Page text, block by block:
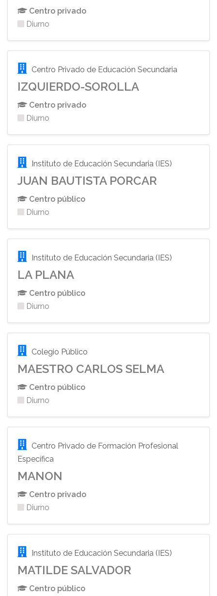
Centro privado
Diurno
Centro Privado de Educación Secundaria
IZQUIERDO-SOROLLA
Centro privado
Diurno
Instituto de Educación Secundaria (IES)
JUAN BAUTISTA PORCAR
Centro público
Diurno
Instituto de Educación Secundaria (IES)
LA PLANA
Centro público
Diurno
Colegio Público
MAESTRO CARLOS SELMA
Centro público
Diurno
Centro Privado de Formación Profesional
Específica
MANON
Centro privado
Diurno
Instituto de Educación Secundaria (IES)
MATILDE SALVADOR
Centro público